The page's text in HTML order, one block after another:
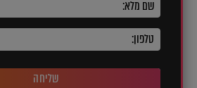
שליחה